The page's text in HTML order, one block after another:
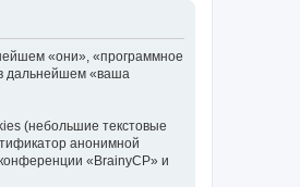
«они», «программное
дальнейшем «ваша
(небольшие текстовые
анонимной
«BrainyCP» и